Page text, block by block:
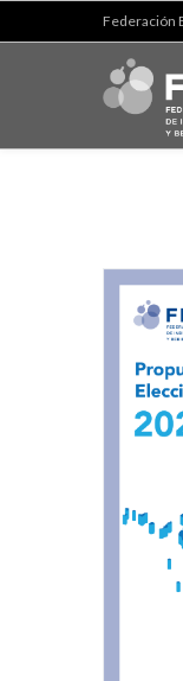
Federación